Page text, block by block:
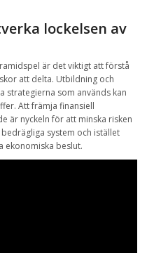
lockelsen av
är det viktigt att förstå
att delta. Utbildning och
strategierna som används kan
Att främja finansiell
är nyckeln för att minska risken
system och istället
ekonomiska beslut.